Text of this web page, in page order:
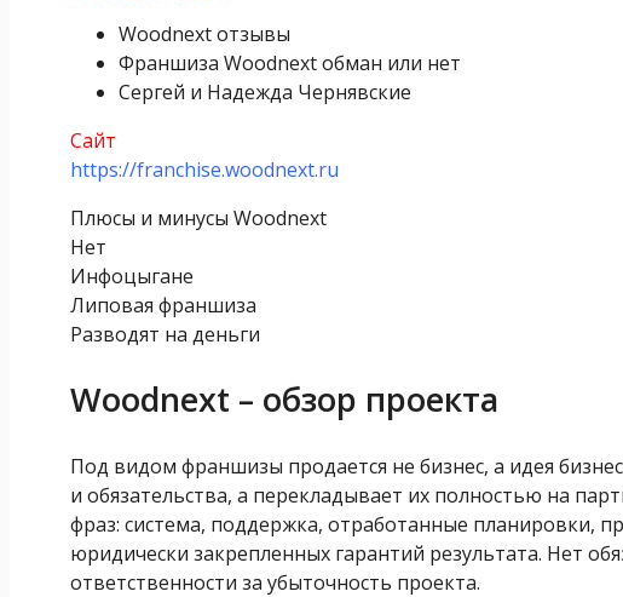
Woodnext отзывы
Франшиза Woodnext обман или нет
Сергей и Надежда Чернявские
Сайт
https://franchise.woodnext.ru
Плюсы и минусы Woodnext
Нет
Инфоцыгане
Липовая франшиза
Разводят на деньги
Woodnext – обзор проекта
Под видом франшизы продается не бизнес, а идея
и обязательства, а перекладывает их полностью на
фраз: система, поддержка, отработанные планировки,
юридически закрепленных гарантий результата. Нет
ответственности за убыточность проекта.